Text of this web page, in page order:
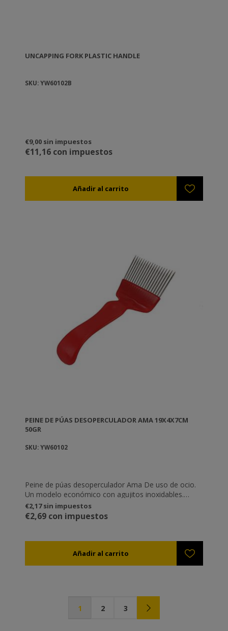
UNCAPPING FORK PLASTIC HANDLE
SKU: YW60102B
€9,00 sin impuestos
€11,16 con impuestos
PEINE DE PÚAS DESOPERCULADOR AMA 19X4X7CM
50GR
SKU: YW60102
Peine de púas desoperculador Ama De uso de ocio.
Un modelo económico con agujitos inoxidables.
Mango ergonómico.
€2,17 sin impuestos
€2,69 con impuestos
1 2 3